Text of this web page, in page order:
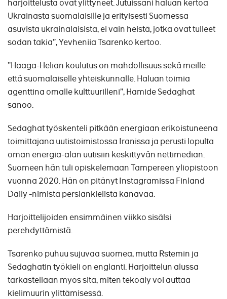
harjoittelusta ovat ylittyneet. Jutuissani haluan kertoa
Ukrainasta suomalaisille ja erityisesti Suomessa
asuvista ukrainalaisista, ei vain heistä, jotka ovat tulleet
sodan takia”, Yevheniia Tsarenko kertoo.
”Haaga-Helian koulutus on mahdollisuus sekä meille
että suomalaiselle yhteiskunnalle. Haluan toimia
agenttina omalle kulttuurilleni”, Hamide Sedaghat
sanoo.
Sedaghat työskenteli pitkään energiaan erikoistuneena
toimittajana uutistoimistossa Iranissa ja perusti lopulta
oman energia-alan uutisiin keskittyvän nettimedian.
Suomeen hän tuli opiskelemaan Tampereen yliopistoon
vuonna 2020. Hän on pitänyt Instagramissa Finland
Daily -nimistä persiankielistä kanavaa.
Harjoittelijoiden ensimmäinen viikko sisälsi
perehdyttämistä.
Tsarenko puhuu sujuvaa suomea, mutta Rstemin ja
Sedaghatin työkieli on englanti. Harjoittelun alussa
tarkastellaan myös sitä, miten tekoäly voi auttaa
kielimuurin ylittämisessä.